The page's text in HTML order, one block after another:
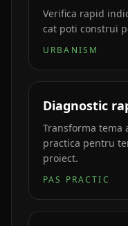
Verifica rapid
cat poti construi
URBANISM
Diagnostic
Transforma
practica pentru
proiect.
PAS PRACTIC